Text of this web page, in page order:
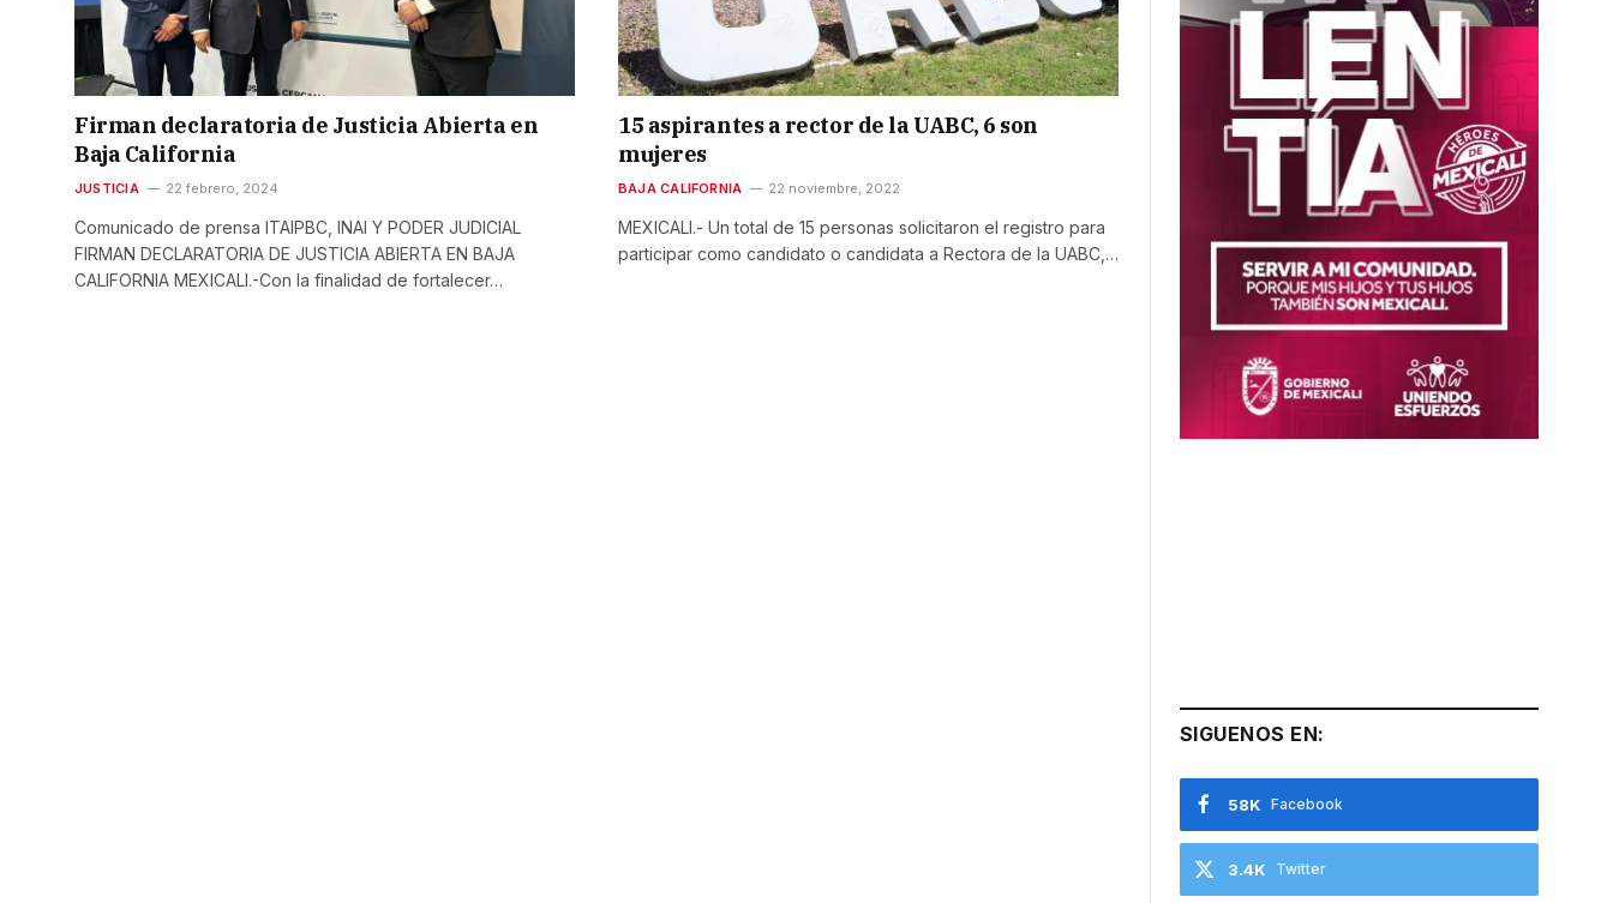
Firman declaratoria de Justicia Abierta en
Baja California
JUSTICIA 22 febrero, 2024
Comunicado de prensa ITAIPBC, INAI Y PODER JUDICIAL
FIRMAN DECLARATORIA DE JUSTICIA ABIERTA EN BAJA
CALIFORNIA MEXICALI.-Con la finalidad de fortalecer…
15 aspirantes a rector de la UABC, 6 son
mujeres
BAJA CALIFORNIA 22 noviembre, 2022
MEXICALI.- Un total de 15 personas solicitaron el registro para
participar como candidato o candidata a Rectora de la UABC,…
SIGUENOS EN:
Facebook
58K
Twitter
3.4K